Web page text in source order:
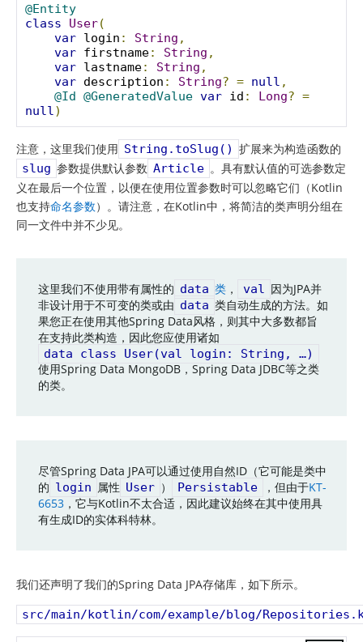
@Entity
class
User(
var login : String ,
var firstname: String ,
var lastname: String ,
var description : String? = null ,
@Id @GeneratedValue var id : Long? =
null)
注意，这里我们使用 String.toSlug() 扩展来为构造函数的
slug 参数提供默认参数 Article 。具有默认值的可选参数定
义在最后一个位置，以便在使用位置参数时可以忽略它们（Kotlin
也支持命名参数）。请注意，在Kotlin中，将简洁的类声明分组在
同一文件中并不少见。
这里我们不使用带有属性的 data 类 ， val 因为JPA并
非设计用于不可变的类或由 data 类自动生成的方法。如
果您正在使用其他Spring Data风格，则其中大多数都旨
在支持此类构造，因此您应使用诸如
data class User(val login: String, …​)
使用Spring Data MongoDB，Spring Data JDBC等之类
的类。
尽管Spring Data JPA可以通过使用自然ID（它可能是类中
的 login 属性 User ） Persistable ，但由于KT-
6653 ，它与Kotlin不太合适，因此建议始终在其中使用具
有生成ID的实体科特林。
我们还声明了我们的Spring Data JPA存储库，如下所示。
src/main/kotlin/com/example/blog/